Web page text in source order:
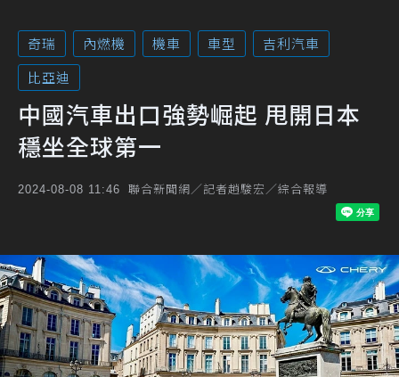
奇瑞 內燃機 機車 車型
吉利汽車
比亞迪
中國汽車出口強勢崛起 甩開日本
穩坐全球第一
2024-08-08 11:46 聯合新聞網／記者趙駿宏／綜合報導